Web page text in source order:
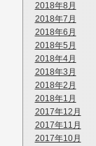
2018年8月
2018年7月
2018年6月
2018年5月
2018年4月
2018年3月
2018年2月
2018年1月
2017年12月
2017年11月
2017年10月